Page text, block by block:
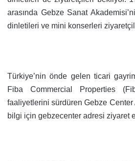
arasında Gebze Sanat
dinletileri ve mini konserleri
Türkiye’nin önde gelen ticari
Fiba Commercial Properties
faaliyetlerini sürdüren Gebze Center
bilgi için gebzecenter adresi ziyaret